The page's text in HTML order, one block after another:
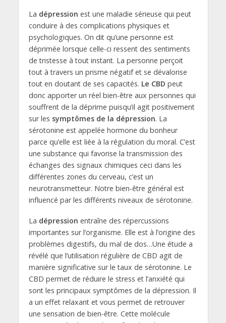
La dépression est une maladie sérieuse qui peut
conduire à des complications physiques et
psychologiques. On dit qu’une personne est
déprimée lorsque celle-ci ressent des sentiments
de tristesse à tout instant. La personne perçoit
tout à travers un prisme négatif et se dévalorise
tout en doutant de ses capacités. Le CBD peut
donc apporter un réel bien-être aux personnes qui
souffrent de la déprime puisqu’il agit positivement
sur les symptômes de la dépression. La
sérotonine est appelée hormone du bonheur
parce qu’elle est liée à la régulation du moral. C’est
une substance qui favorise la transmission des
échanges des signaux chimiques ceci dans les
différentes zones du cerveau, c’est un
neurotransmetteur. Notre bien-être général est
influencé par les différents niveaux de sérotonine.
La dépression entraîne des répercussions
importantes sur l’organisme. Elle est à l’origine des
problèmes digestifs, du mal de dos…Une étude a
révélé que l’utilisation régulière de CBD agit de
manière significative sur le taux de sérotonine. Le
CBD permet de réduire le stress et l’anxiété qui
sont les principaux symptômes de la dépression. Il
a un effet relaxant et vous permet de retrouver
une sensation de bien-être. Cette molécule